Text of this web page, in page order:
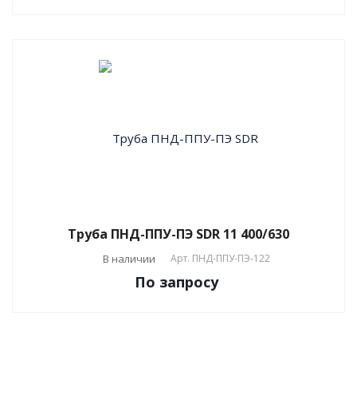
Труба ПНД-ППУ-ПЭ SDR 11 400/630
В наличии Арт. ПНД-ППУ-ПЭ-122
По запросу